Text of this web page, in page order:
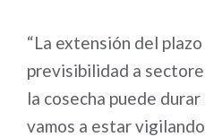
“La extensión del
previsibilidad a
la cosecha puede
vamos a estar